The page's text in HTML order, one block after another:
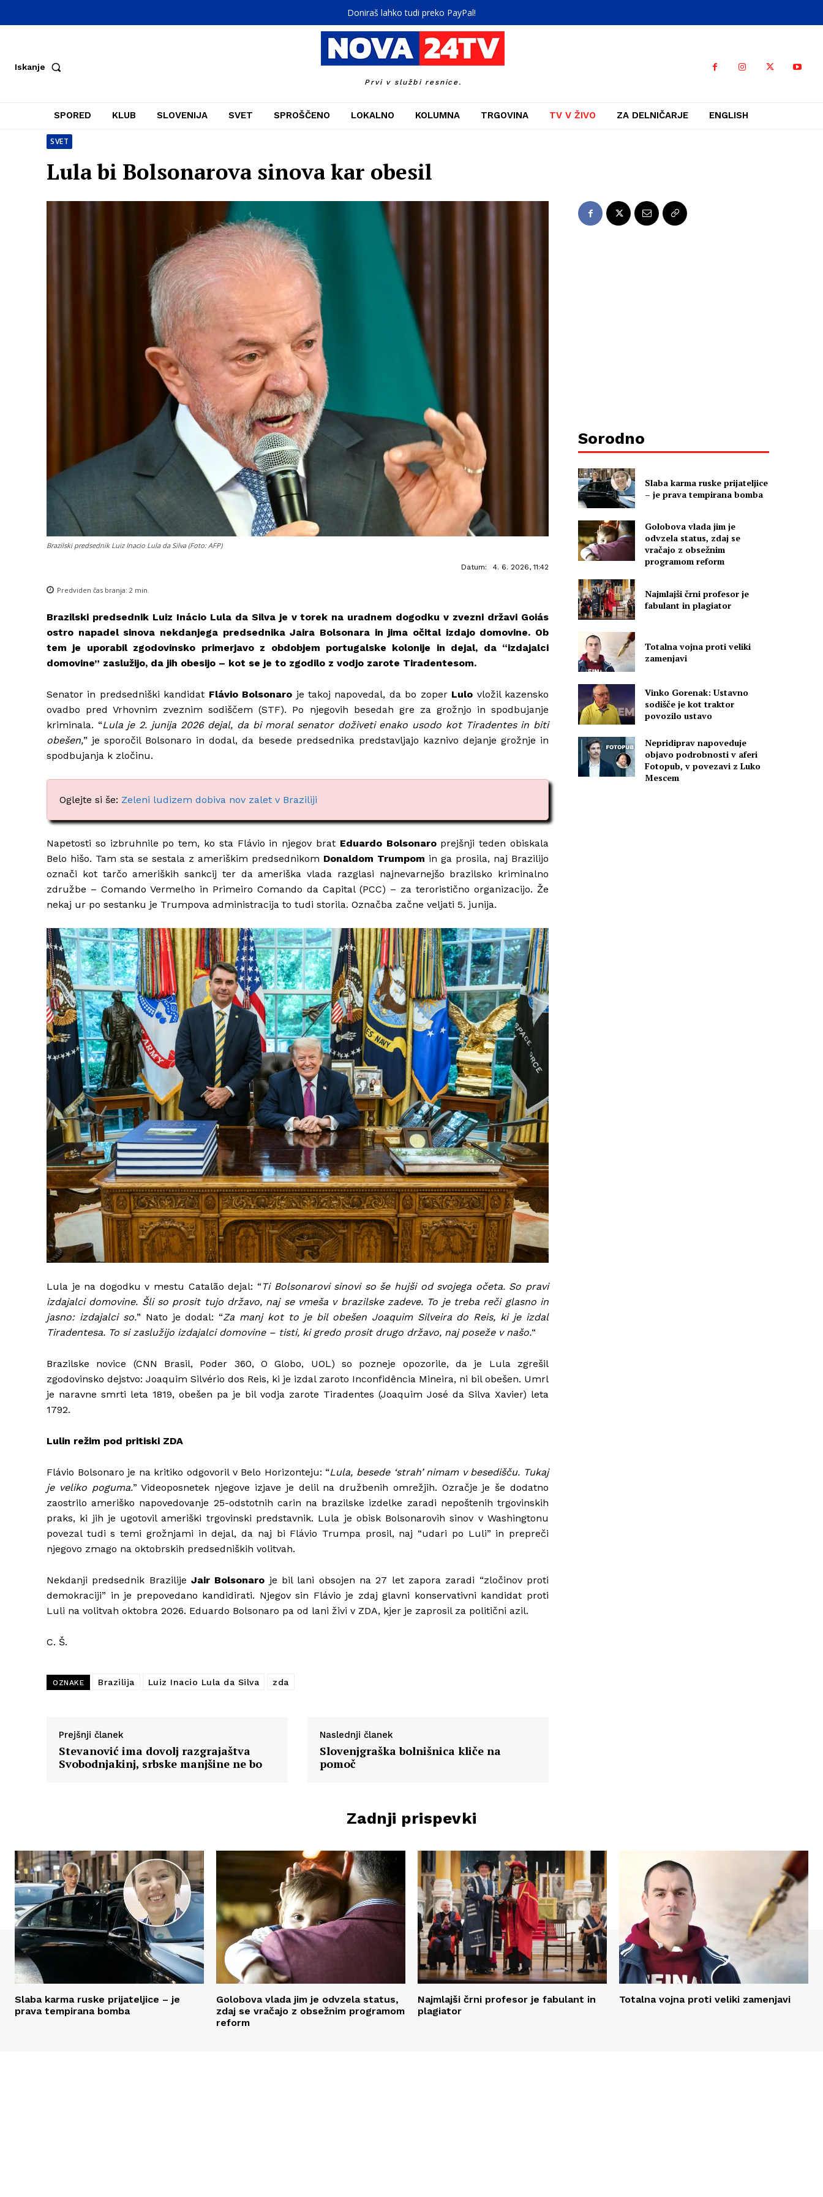
Doniraš lahko tudi preko PayPal!
Iskanje
Prvi v službi resnice.
SPORED KLUB SLOVENIJA SVET SPROŠČENO LOKALNO KOLUMNA TRGOVINA TV V ŽIVO ZA DELNIČARJE ENGLISH
SVET
Lula bi Bolsonarova sinova kar obesil
Brazilski predsednik Luiz Inacio Lula da Silva (Foto: AFP)
Datum: 4. 6. 2026, 11:42
Predviden čas branja: 2 min.
Brazilski predsednik Luiz Inácio Lula da Silva je v torek na uradnem dogodku v zvezni državi Goiás
ostro napadel sinova nekdanjega predsednika Jaira Bolsonara in jima očital izdajo domovine. Ob
tem je uporabil zgodovinsko primerjavo z obdobjem portugalske kolonije in dejal, da “izdajalci
domovine” zaslužijo, da jih obesijo – kot se je to zgodilo z vodjo zarote Tiradentesom.
Senator in predsedniški kandidat Flávio Bolsonaro je takoj napovedal, da bo zoper Lulo vložil kazensko
ovadbo pred Vrhovnim zveznim sodiščem (STF). Po njegovih besedah gre za grožnjo in spodbujanje
kriminala. “Lula je 2. junija 2026 dejal, da bi moral senator doživeti enako usodo kot Tiradentes in biti
obešen,” je sporočil Bolsonaro in dodal, da besede predsednika predstavljajo kaznivo dejanje grožnje in
spodbujanja k zločinu.
Oglejte si še: Zeleni ludizem dobiva nov zalet v Braziliji
Napetosti so izbruhnile po tem, ko sta Flávio in njegov brat Eduardo Bolsonaroprejšnji teden obiskala
Belo hišo. Tam sta se sestala z ameriškim predsednikom Donaldom Trumpom in ga prosila, naj Brazilijo
označi kot tarčo ameriških sankcij ter da ameriška vlada razglasi najnevarnejšo brazilsko kriminalno
združbe – Comando Vermelho in Primeiro Comando da Capital (PCC) – za teroristično organizacijo. Že
nekaj ur po sestanku je Trumpova administracija to tudi storila. Označba začne veljati 5. junija.
Lula je na dogodku v mestu Catalão dejal: “ Ti Bolsonarovi sinovi so še hujši od svojega očeta. So pravi
izdajalci domovine. Šli so prosit tujo državo, naj se vmeša v brazilske zadeve. To je treba reči glasno in
jasno: izdajalci so.” Nato je dodal: “Za manj kot to je bil obešen Joaquim Silveira do Reis, ki je izdal
Tiradentesa. To si zaslužijo izdajalci domovine – tisti, ki gredo prosit drugo državo, naj poseže v našo.“
Brazilske novice (CNN Brasil, Poder 360, O Globo, UOL) so pozneje opozorile, da je Lula zgrešil
zgodovinsko dejstvo: Joaquim Silvério dos Reis, ki je izdal zaroto Inconfidência Mineira, ni bil obešen. Umrl
je naravne smrti leta 1819, obešen pa je bil vodja zarote Tiradentes (Joaquim José da Silva Xavier) leta
1792.
Lulin režim pod pritiski ZDA
Flávio Bolsonaro je na kritiko odgovoril v Belo Horizonteju: “Lula, besede ‘strah’ nimam v besedišču. Tukaj
je veliko poguma.” Videoposnetek njegove izjave je delil na družbenih omrežjih. Ozračje je še dodatno
zaostrilo ameriško napovedovanje 25-odstotnih carin na brazilske izdelke zaradi nepoštenih trgovinskih
praks, ki jih je ugotovil ameriški trgovinski predstavnik. Lula je obisk Bolsonarovih sinov v Washingtonu
povezal tudi s temi grožnjami in dejal, da naj bi Flávio Trumpa prosil, naj “udari po Luli” in prepreči
njegovo zmago na oktobrskih predsedniških volitvah.
Nekdanji predsednik Brazilije Jair Bolsonaro je bil lani obsojen na 27 let zapora zaradi “zločinov proti
demokraciji” in je prepovedano kandidirati. Njegov sin Flávio je zdaj glavni konservativni kandidat proti
Luli na volitvah oktobra 2026. Eduardo Bolsonaro pa od lani živi v ZDA, kjer je zaprosil za politični azil.
C. Š.
OZNAKE Brazilija Luiz Inacio Lula da Silva zda
Prejšnji članek
Stevanović ima dovolj razgrajaštva
Svobodnjakinj, srbske manjšine ne bo
Naslednji članek
Slovenjgraška bolnišnica kliče na
pomoč
Sorodno
Slaba karma ruske prijateljice
– je prava tempirana bomba
Golobova vlada jim je
odvzela status, zdaj se
vračajo z obsežnim
programom reform
Najmlajši črni profesor je
fabulant in plagiator
Totalna vojna proti veliki
zamenjavi
Vinko Gorenak: Ustavno
sodišče je kot traktor
povozilo ustavo
Nepridiprav napoveduje
objavo podrobnosti v aferi
Fotopub, v povezavi z Luko
Mescem
Zadnji prispevki
Slaba karma ruske prijateljice – je
prava tempirana bomba
Golobova vlada jim je odvzela status,
zdaj se vračajo z obsežnim programom
reform
Najmlajši črni profesor je fabulant in
plagiator
Totalna vojna proti veliki zamenjavi